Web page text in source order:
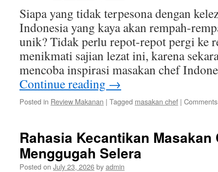
Siapa yang tidak terpesona dengan
Indonesia yang kaya akan rempah-
unik? Tidak perlu repot-repot pergi ke
menikmati sajian lezat ini, karena
mencoba inspirasi masakan chef
Continue reading →
Posted in Review Makanan | Tagged masakan chef |
Rahasia Kecantikan
Menggugah Selera
Posted on July 23, 2026byadmin